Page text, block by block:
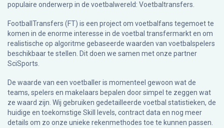
populaire onderwerp in de voetbalwereld: Voetbaltransfers.
FootballTransfers (FT) is een project om voetbalfans tegemoet te
komen in de enorme interesse in de voetbal transfermarkt en om
realistische op algoritme gebaseerde waarden van voetbalspelers
beschikbaar te stellen. Dit doen we samen met onze partner
SciSports
De waarde van een voetballer is momenteel gewoon wat de
teams, spelers en makelaars bepalen door simpel te zeggen wat
ze waard zijn. Wij gebruiken gedetailleerde voetbal statistieken, de
huidige en toekomstige Skill levels, contract data en nog meer
details om zo onze unieke rekenmethodes toe te kunnen passen.